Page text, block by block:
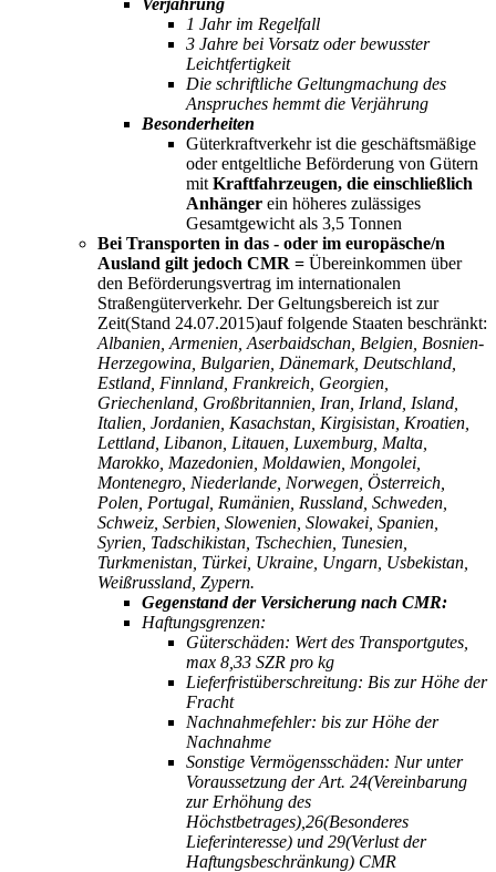
Verjährung
1 Jahr im Regelfall
3 Jahre bei Vorsatz oder bewusster
Leichtfertigkeit
Die schriftliche Geltungmachung des
Anspruches hemmt die Verjährung
Besonderheiten
Güterkraftverkehr ist die geschäftsmäßige
oder entgeltliche Beförderung von Gütern
mit Kraftfahrzeugen, die einschließlich
Anhänger ein höheres zulässiges
Gesamtgewicht als 3,5 Tonnen
Bei Transporten in das - oder im europäsche/n
Ausland gilt jedoch CMR = Übereinkommen über
den Beförderungsvertrag im internationalen
Straßengüterverkehr. Der Geltungsbereich ist zur
Zeit(Stand 24.07.2015)auf folgende Staaten beschränkt:
Albanien, Armenien, Aserbaidschan, Belgien, Bosnien-
Herzegowina, Bulgarien, Dänemark, Deutschland,
Estland, Finnland, Frankreich, Georgien,
Griechenland, Großbritannien, Iran, Irland, Island,
Italien, Jordanien, Kasachstan, Kirgisistan, Kroatien,
Lettland, Libanon, Litauen, Luxemburg, Malta,
Marokko, Mazedonien, Moldawien, Mongolei,
Montenegro, Niederlande, Norwegen, Österreich,
Polen, Portugal, Rumänien, Russland, Schweden,
Schweiz, Serbien, Slowenien, Slowakei, Spanien,
Syrien, Tadschikistan, Tschechien, Tunesien,
Turkmenistan, Türkei, Ukraine, Ungarn, Usbekistan,
Weißrussland, Zypern.
Gegenstand der Versicherung nach CMR:
Haftungsgrenzen:
Güterschäden: Wert des Transportgutes,
max 8,33 SZR pro kg
Lieferfristüberschreitung: Bis zur Höhe der
Fracht
Nachnahmefehler: bis zur Höhe der
Nachnahme
Sonstige Vermögensschäden: Nur unter
Voraussetzung der Art. 24(Vereinbarung
zur Erhöhung des
Höchstbetrages),26(Besonderes
Lieferinteresse) und 29(Verlust der
Haftungsbeschränkung) CMR